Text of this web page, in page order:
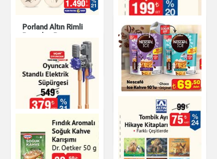
Porland Porselen
Tuzluk Biberlik Seti
Porland Altın Rimli
Porselen Pasta
Mutfak Ürünleri
Nescafé Ice Kahve
10'lu
Çay & Kahve & Şeker
Oyuncak Standlı
Elektrikli Süpürgesi